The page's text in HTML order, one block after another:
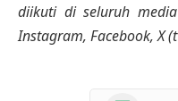
diikuti di seluruh
Instagram, Facebook, X